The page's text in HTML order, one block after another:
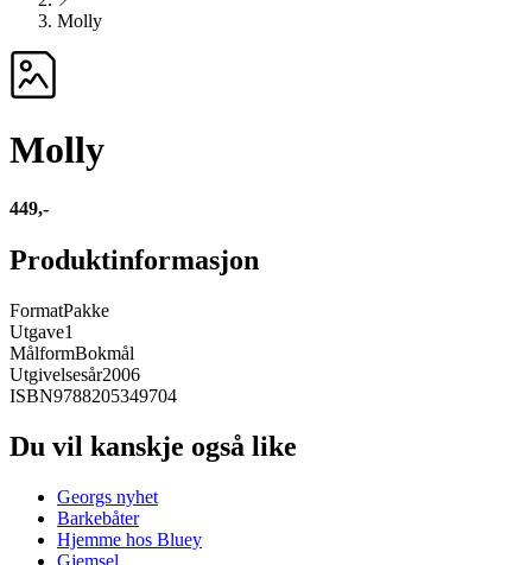
Molly
Molly
449,-
Produktinformasjon
FormatPakke
Utgave1
MålformBokmål
Utgivelsesår2006
ISBN9788205349704
Du vil kanskje også like
Georgs nyhet
Barkebåter
Hjemme hos Bluey
Gjemsel